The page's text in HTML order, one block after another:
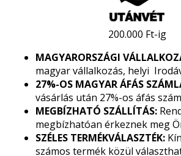
200.000 Ft-ig
MAGYARORSZÁGI
magyar vállalkozás, helyi
27%-OS MAGYAR ÁFÁS
vásárlás után 27%-os áfás
MEGBÍZHATÓ SZÁLLÍTÁS:
megbízhatóan érkeznek meg
SZÉLES TERMÉKVÁLASZTÉK:
számos termék közül